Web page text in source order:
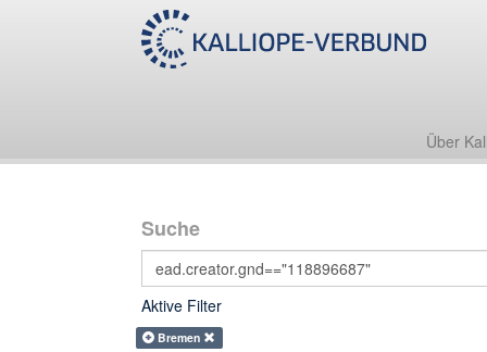
Über
Suche
Aktive Filter
Bremen